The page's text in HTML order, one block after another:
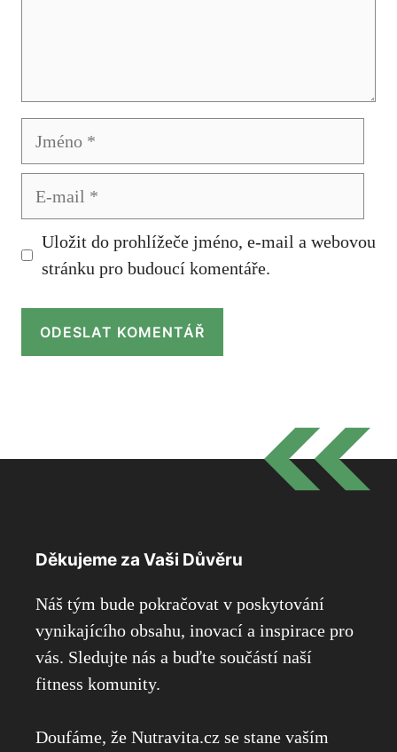
Jméno
Uložit do prohlížeče jméno, e-mail a webovou
stránku pro budoucí komentáře.
Děkujeme za Vaši Důvěru
Náš tým bude pokračovat v poskytování
vynikajícího obsahu, inovací a inspirace pro
vás. Sledujte nás a buďte součástí naší
fitness komunity.
Doufáme, že Nutravita.cz se stane vaším